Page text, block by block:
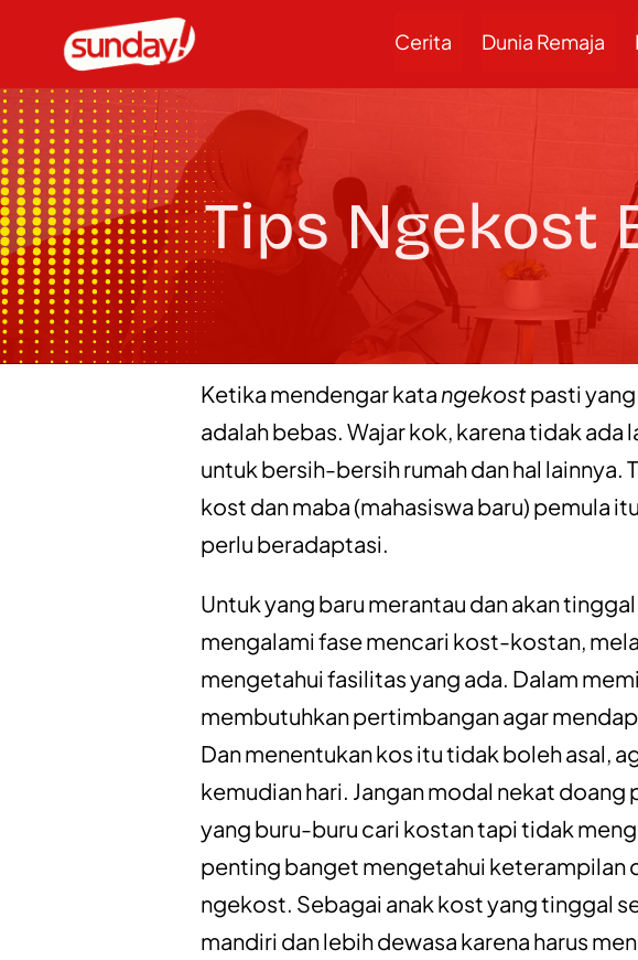
Cerita Dunia Remaja
Tips Ngekost
Ketika mendengar kata ngekostpasti
adalah bebas. Wajar kok, karena tidak ada
untuk bersih-bersih rumah dan hal lainnya.
kost dan maba (mahasiswa baru) pemula
perlu beradaptasi.
Untuk yang baru merantau dan akan
mengalami fase mencari kost-kostan,
mengetahui fasilitas yang ada. Dalam
membutuhkan pertimbangan agar
Dan menentukan kos itu tidak boleh asal,
kemudian hari. Jangan modal nekat doang
yang buru-buru cari kostan tapi tidak
penting banget mengetahui keterampilan
ngekost. Sebagai anak kost yang tinggal
mandiri dan lebih dewasa karena harus